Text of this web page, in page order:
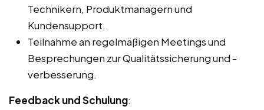
Technikern, Produktmanagern und
Kundensupport.
Teilnahme an regelmäßigen Meetings und
Besprechungen zur Qualitätssicherung und -
verbesserung.
Feedback und Schulung: